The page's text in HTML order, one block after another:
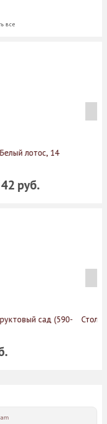
все
сервиз на 6
26 990 руб.
сервиз на 6 персон